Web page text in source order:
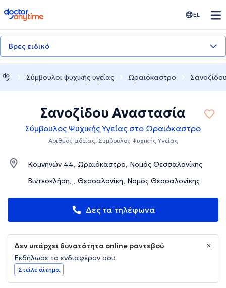
doctoranytime EL
Βρες ειδικό
Σύμβουλοι ψυχικής υγείας Ωραιόκαστρο
Σανοζίδου Αναστασία
Σύμβουλος Ψυχικής Υγείας στο Ωραιόκαστρο
Αριθμός αδείας: Σύμβουλος Ψυχικής Υγείας
Κομνηνών 44, Ωραιόκαστρο, Νομός Θεσσαλονίκης
Βιντεοκλήση, , Θεσσαλονίκη, Νομός Θεσσαλονίκης
Δες τα τηλέφωνα
Δεν υπάρχει δυνατότητα online ραντεβού
Εκδήλωσε το ενδιαφέρον σου
Στείλε αίτημα